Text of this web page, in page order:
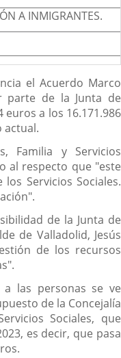
A INMIGRANTES.
el Acuerdo Marco
parte de la Junta de
euros a los 16.171.986
actual.
Familia y Servicios
al respecto que "este
Servicios Sociales.
de la Junta de
de Valladolid, Jesús
de los recursos
las personas se ve
de la Concejalía
Sociales, que
es decir, que pasa